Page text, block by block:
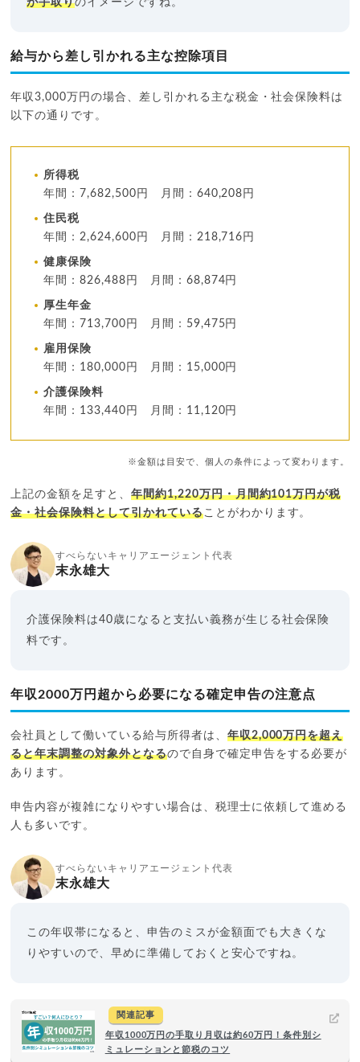
が手取りのイメージですね。
給与から差し引かれる主な控除項目
年収3,000万円の場合、差し引かれる主な税金・社会保険料は
以下の通りです。
所得税
年間：7,682,500円 月間：640,208円
住民税
年間：2,624,600円 月間：218,716円
健康保険
年間：826,488円 月間：68,874円
厚生年金
年間：713,700円 月間：59,475円
雇用保険
年間：180,000円 月間：15,000円
介護保険料
年間：133,440円 月間：11,120円
※金額は目安で、個人の条件によって変わります。
上記の金額を足すと、年間約1,220万円・月間約101万円が税
金・社会保険料として引かれていることがわかります。
すべらないキャリアエージェント代表
末永雄大
介護保険料は40歳になると支払い義務が生じる社会保険
料です。
年収2000万円超から必要になる確定申告の注意点
会社員として働いている給与所得者は、 年収2,000万円を超え
ると年末調整の対象外となるので自身で確定申告をする必要が
あります。
申告内容が複雑になりやすい場合は、税理士に依頼して進める
人も多いです。
すべらないキャリアエージェント代表
末永雄大
この年収帯になると、申告のミスが金額面でも大きくな
りやすいので、早めに準備しておくと安心ですね。
関連記事
年収1000万円の手取り月収は約60万円！条件別シ
ミュレーションと節税のコツ